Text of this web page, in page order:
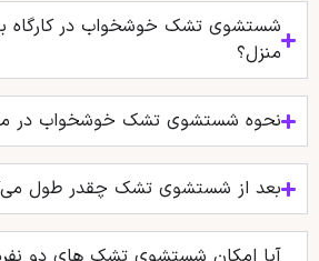
شستشوی تشک خوشخواب در کارگاه
منزل؟
نحوه شستشوی تشک خوشخواب در
بعد از شستشوی تشک چقدر طول